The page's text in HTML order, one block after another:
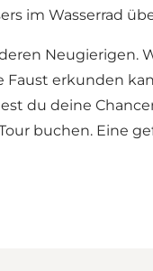
im Wasserrad
Neugierigen.
erkunden
du deine
buchen. Eine